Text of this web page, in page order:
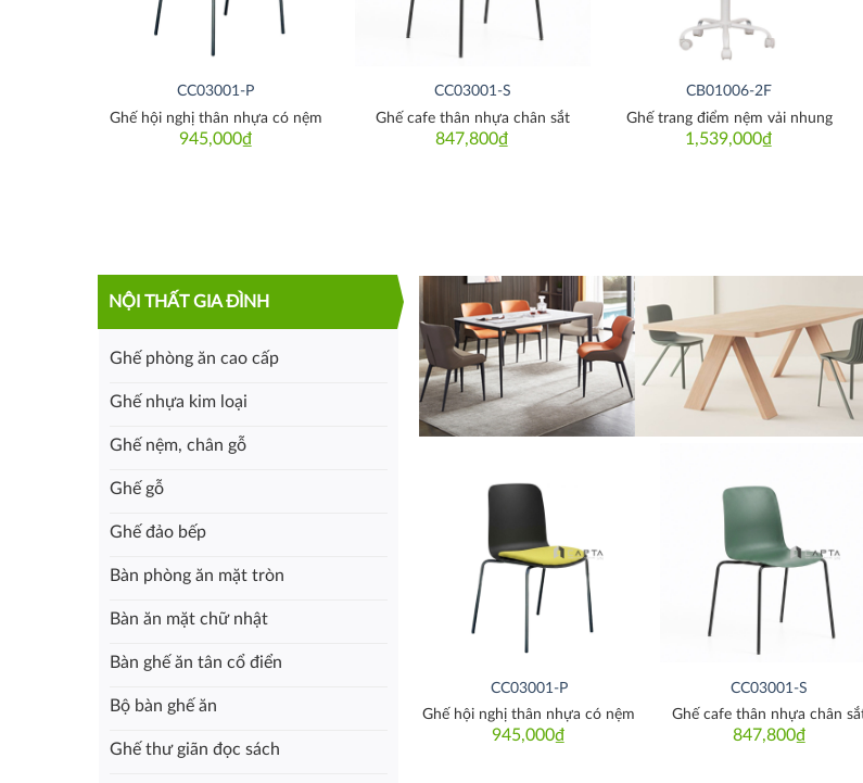
CC03001-P
945,000₫
Ghế hội nghị thân nhựa có nệm
CC03001-S
847,800₫
Ghế cafe thân nhựa chân sắt
CB01006-2F
1,539,000₫
Ghế trang điểm nệm vải nhung
NỘI THẤT GIA ĐÌNH
Ghế phòng ăn cao cấp
Ghế nhựa kim loại
Ghế nệm, chân gỗ
Ghế gỗ
Ghế đảo bếp
Bàn phòng ăn mặt tròn
Bàn ăn mặt chữ nhật
Bàn ghế ăn tân cổ điển
Bộ bàn ghế ăn
Ghế thư giãn đọc sách
CC03001-P
945,000₫
Ghế hội nghị thân nhựa có nệm
CC03001-S
847,800₫
Ghế cafe thân nhựa chân